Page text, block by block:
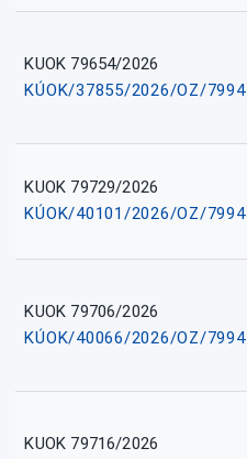
KUOK 79654/2026
KÚOK/37855/2026/OZ/7994
KUOK 79729/2026
KÚOK/40101/2026/OZ/7994
KUOK 79706/2026
KÚOK/40066/2026/OZ/7994
KUOK 79716/2026